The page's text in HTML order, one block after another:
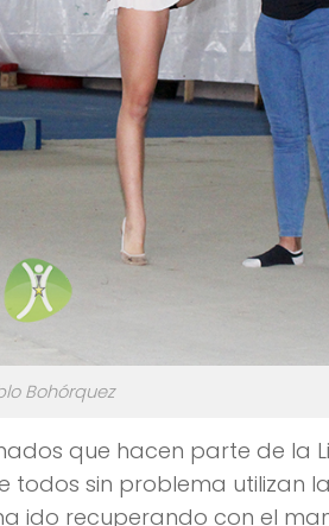
Bohórquez
que hacen parte de la
sin problema utilizan
ido recuperando con el